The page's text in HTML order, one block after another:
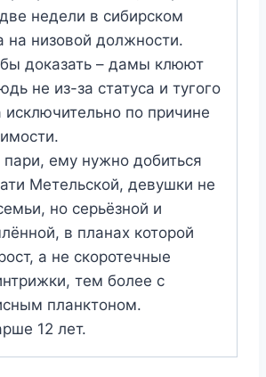
недели в сибирском
на низовой должности.
доказать – дамы клюют
не из-за статуса и тугого
исключительно по причине
ему нужно добиться
Метельской, девушки не
но серьёзной и
в планах которой
а не скоротечные
тем более с
планктоном.
12 лет.